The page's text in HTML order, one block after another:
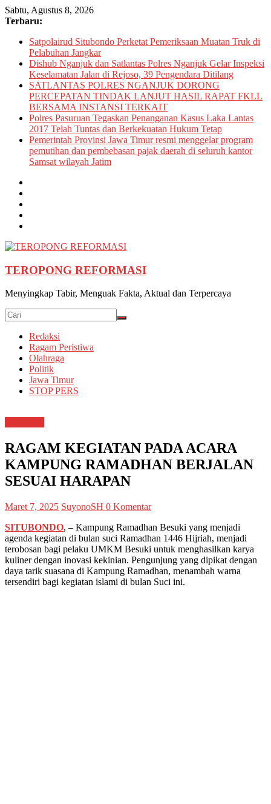
Skip
to
Sabtu, Agustus 8, 2026
Terbaru:
Satpolairud Situbondo Perketat Pemeriksaan Muatan Truk di
Pelabuhan Jangkar
Dishub Nganjuk dan Satlantas Polres Nganjuk Gelar Inspeksi
Keselamatan Jalan di Rejoso, 39 Pengendara Ditilang
SATLANTAS POLRES NGANJUK DORONG
PERCEPATAN TINDAK LANJUT HASIL RAPAT FKLL
BERSAMA INSTANSI TERKAIT
Polres Pasuruan Tegaskan Penanganan Kasus Laka Lantas
2017 Telah Tuntas dan Berkekuatan Hukum Tetap
Pemerintah Provinsi Jawa Timur resmi menggelar program
pemutihan dan pembebasan pajak daerah di seluruh kantor
Samsat wilayah Jatim
TEROPONG REFORMASI
Menyingkap Tabir, Menguak Fakta, Aktual dan Terpercaya
Redaksi
Ragam Peristiwa
Olahraga
Politik
Jawa Timur
STOP PERS
RAGAM KEGIATAN PADA ACARA
KAMPUNG RAMADHAN BERJALAN
SESUAI HARAPAN
Maret 7, 2025 SuyonoSH 0 Komentar
SITUBONDO, – Kampung Ramadhan Besuki yang menjadi
agenda kegiatan di bulan suci Ramadhan 1446 Hijriah, menjadi
terobosan bagi pelaku UMKM Besuki untuk menghasilkan karya
kuliner dengan inovasi kekinian. Pengunjung yang dipikat dengan
daya tarik suasana di Kampung Ramadhan, menambah warna
tersendiri bagi kegiatan islami di bulan Suci ini.